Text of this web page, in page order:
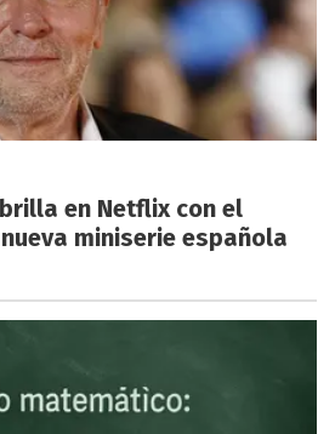
en Netflix con el
miniserie española